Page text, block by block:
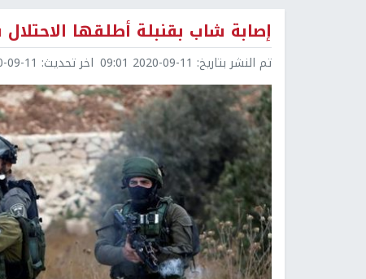
إصابة شاب بقنبلة أطلقها الاحتلال
تم النشر بتاريخ: 2020-09-11 09:01 اخر تحديث: 11 10:47